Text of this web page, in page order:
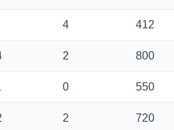
4 412
2 800
0 550
2 720